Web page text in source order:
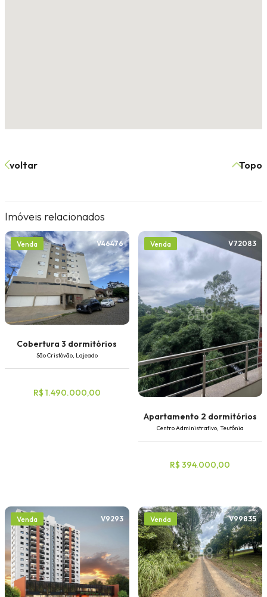
voltar Topo
Imóveis relacionados
Venda V46476
Cobertura 3 dormitórios
São Cristóvão, Lajeado
R$ 1.490.000,00
Venda V72083
Apartamento 2 dormitórios
Centro Administrativo, Teutônia
R$ 394.000,00
Venda V9293 Venda V99835